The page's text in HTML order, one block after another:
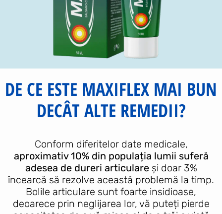
DE CE ESTE MAXIFLEX MAI BUN
DECÂT ALTE REMEDII?
Conform diferitelor date medicale,
aproximativ 10% din populația lumii suferă
adesea de dureri articulareși doar 3%
încearcă să rezolve această problemă la timp.
Bolile articulare sunt foarte insidioase,
deoarece prin neglijarea lor, vă puteți pierde